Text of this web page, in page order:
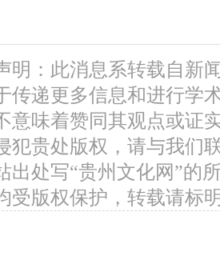
明：此消息系转载自新
传递更多信息和进行学
意味着赞同其观点或证
犯贵处版权，请与我们
出处写“贵州文化网”的
受版权保护，转载请标